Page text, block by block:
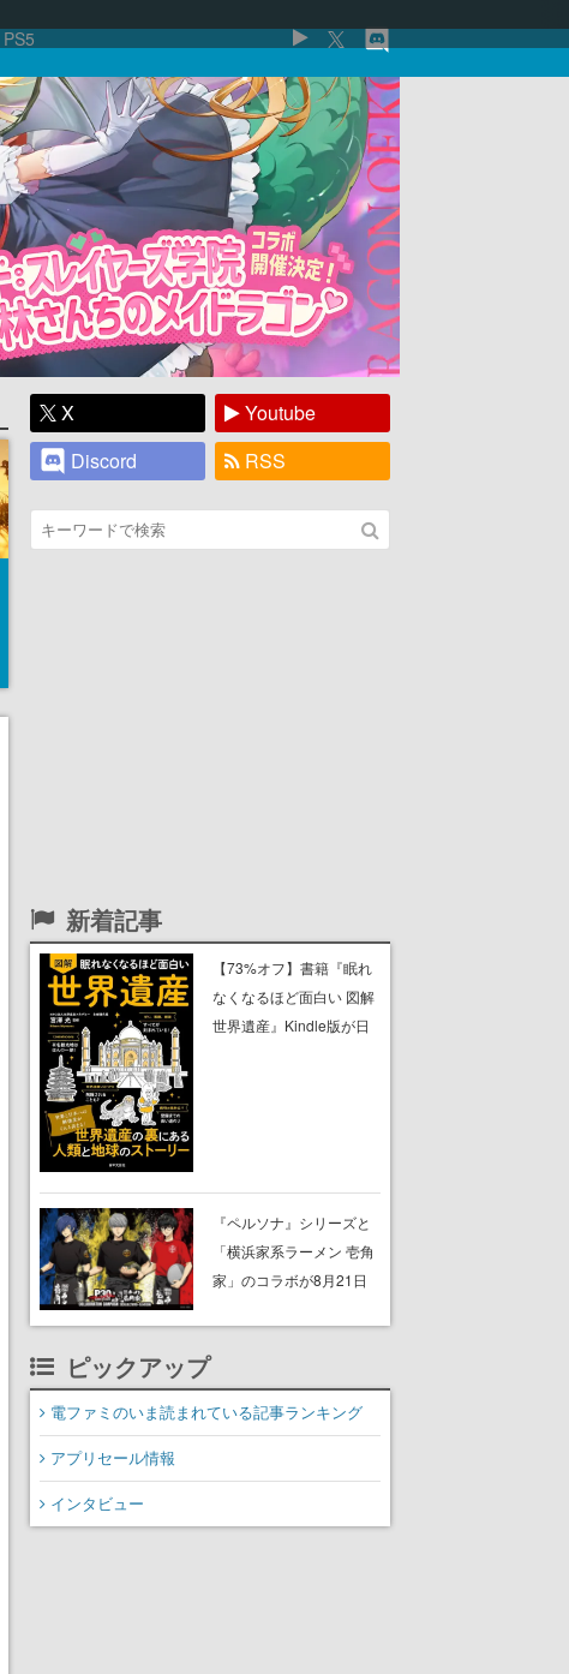
PS5
X
Youtube
Discord
RSS
新着記事
【73%オフ】書籍『眠れ
なくなるほど面白い 図解
世界遺産』Kindle版が日
ぶ
『ペルソナ』シリーズと
「横浜家系ラーメン 壱角
家」のコラボが8月21日
ーメンがラインナップ
ピックアップ
電ファミのいま読まれている記事ランキング
アプリセール情報
インタビュー